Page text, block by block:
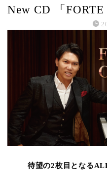
New CD 「
待望の2枚目となる